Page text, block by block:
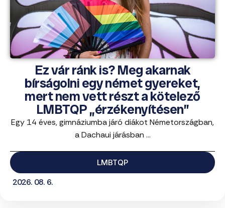
Ez vár ránk is? Meg akarnak
bírságolni egy német gyereket,
mert nem vett részt a kötelező
LMBTQP „érzékenyítésen”
Egy 14 éves, gimnáziumba járó diákot Németországban,
a Dachaui járásban ...
LMBTQP
2026. 08. 6.